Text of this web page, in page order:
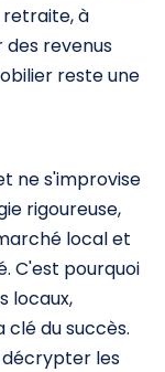
à
revenus
reste une
ne s'improvise
rigoureuse,
local et
C'est pourquoi
locaux,
clé du succès.
décrypter les